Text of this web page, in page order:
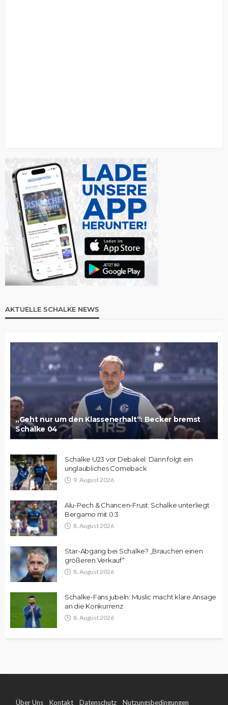
AKTUELLE SCHALKE NEWS
„Geht nur um den Klassenerhalt“: Becker bremst
Schalke 04
Schalke U23 vor Debakel: Dann folgt ein
unglaubliches Comeback
9. August 2026
Alu-Pech & Chancen-Frust: Schalke unterliegt
Bergamo mit 0:3
8. August 2026
Star-Abgang bei Schalke? „Brauchen einen
größeren Verkauf“
8. August 2026
Schalke-Fans jubeln: Muslic macht klare Ansage
an die Konkurrenz
8. August 2026
Über Uns Kontakt Datenschutz Nutzungsbedingungen